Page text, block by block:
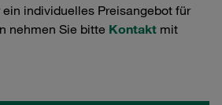
individuelles Preisangebot für
nehmen Sie bitte Kontakt mit